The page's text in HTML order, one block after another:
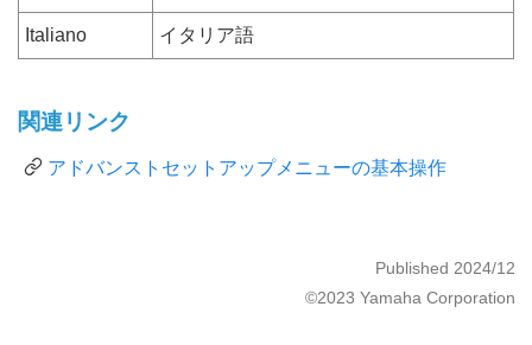
Italiano イタリア語
関連リンク
アドバンストセットアップメニューの基本操作
Published 2024/12
©2023 Yamaha Corporation